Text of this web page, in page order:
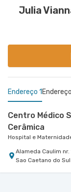
Julia
Endereço 1
Centro Médico
Cerâmica
Hospital e
Alameda Caulim nr.
Sao Caetano do
Centro Médico